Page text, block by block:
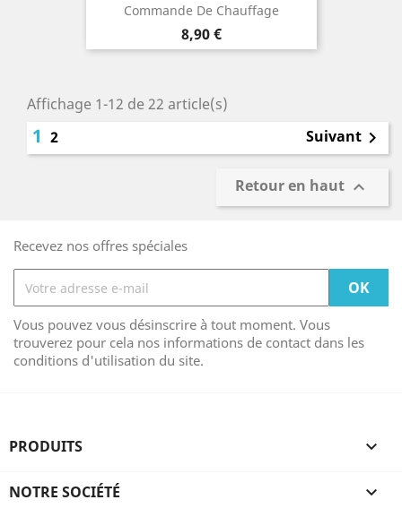
Commande De Chauffage
Prix
8,90 €
Affichage 1-12 de 22 article(s)
1 2 Suivant 
Retour en haut 
Recevez nos offres spéciales
Vous pouvez vous désinscrire à tout moment. Vous
trouverez pour cela nos informations de contact dans les
conditions d'utilisation du site.
PRODUITS 
NOTRE SOCIÉTÉ 